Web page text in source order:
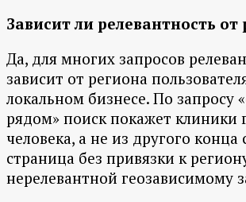
Зависит ли релевантность от
Да, для многих запросов
зависит от региона
локальном бизнесе. По запросу
рядом» поиск покажет клиники
человека, а не из другого конца
страница без привязки к
нерелевантной геозависимому